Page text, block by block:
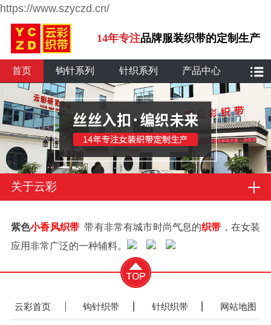
https://www.szyczd.cn/
14年专注品牌服装织带的定制生产
首页 钩针系列 针织系列 产品中心
关于云彩
紫色小香风织带 带有非常有城市时尚气息的织带 ，在女装
应用非常广泛的一种辅料。
云彩首页 钩针织带 针织织带 网站地图